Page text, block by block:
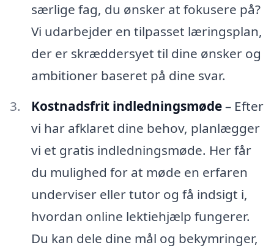
særlige fag, du ønsker at fokusere på?
Vi udarbejder en tilpasset læringsplan,
der er skræddersyet til dine ønsker og
ambitioner baseret på dine svar.
Kostnadsfrit indledningsmøde– Efter
vi har afklaret dine behov, planlægger
vi et gratis indledningsmøde. Her får
du mulighed for at møde en erfaren
underviser eller tutor og få indsigt i,
hvordan online lektiehjælp fungerer.
Du kan dele dine mål og bekymringer,